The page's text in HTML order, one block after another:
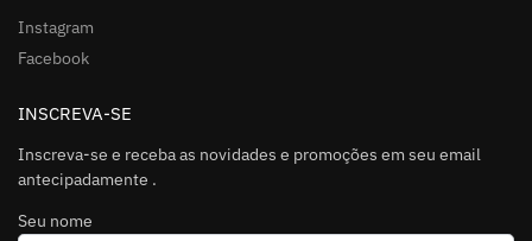
Instagram
Facebook
INSCREVA-SE
Inscreva-se e receba as novidades e promoções em seu email
antecipadamente .
Seu nome